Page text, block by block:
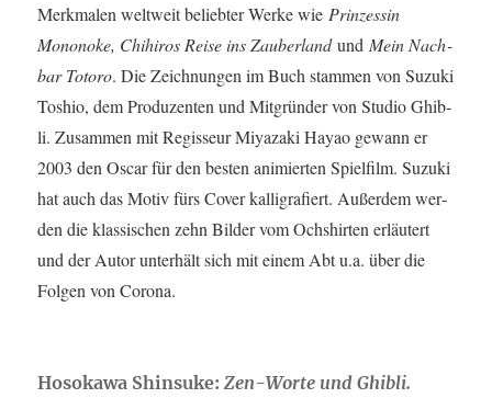
Merk­ma­len welt­weit belieb­ter Wer­ke wie Prin­zes­sin
Monon­o­ke, Chi­hi­ros Rei­se ins Zau­ber­landund Mein Nach­
bar Toto­ro. Die Zeich­nun­gen im Buch stam­men von Suzu­ki
Toshio, dem Pro­du­zen­ten und Mit­grün­der von Stu­dio Ghi­b­
li. Zusam­men mit Regis­seur Miya­za­ki Hayao gewann er
2003 den Oscar für den bes­ten ani­mier­ten Spiel­film. Suzu­ki
hat auch das Motiv fürs Cover kal­li­gra­fiert. Außer­dem wer­
den die klas­si­schen zehn Bil­der vom Och­shir­ten erläu­tert
und der Autor unter­hält sich mit einem Abt u.a. über die
Fol­gen von Corona.
Hoso­ka­wa Shin­suke:Zen-Wor­te und Ghibli.